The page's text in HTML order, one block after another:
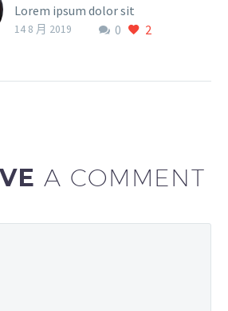
Lorem ipsum dolor sit
ametcon sectetur 0 2
14 8 月 2019
A COMMENT